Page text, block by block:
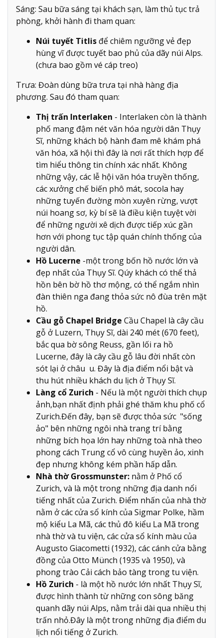
Sáng: Sau bữa sáng tại khách sạn, làm thủ tục trả
phòng, khởi hành đi tham quan:
Núi tuyết Titlis để chiêm ngưỡng vẻ đẹp
hùng vĩ được tuyết bao phủ của dãy núi Alps.
(chưa bao gồm vé cáp treo)
Trưa: Đoàn dùng bữa trưa tại nhà hàng địa
phương. Sau đó tham quan:
Thị trấn Interlaken - Interlaken còn là thành
phố mang đậm nét văn hóa người dân Thụy
Sĩ, những khách bộ hành đam mê khám phá
văn hóa, xã hội thì đây là nơi rất thích hợp để
tìm hiểu thông tin chính xác nhất. Không
những vậy, các lễ hội văn hóa truyền thống,
các xưởng chế biến phô mát, socola hay
những tuyến đường mòn xuyên rừng, vượt
núi hoang sơ, kỳ bí sẽ là điều kiện tuyệt vời
để những người xê dịch được tiếp xúc gần
hơn với phong tục tập quán chính thống của
người dân.
Hồ Lucerne -một trong bốn hồ nước lớn và
đẹp nhất của Thụy Sĩ. Qúy khách có thể thả
hồn bên bờ hồ thơ mộng, có thể ngắm nhìn
đàn thiên nga đang thỏa sức nô đùa trên mặt
hồ.
Cầu gỗ Chapel Bridge Cầu Chapel là cây cầu
gỗ ở Luzern, Thụy Sĩ, dài 240 mét (670 feet),
bắc qua bờ sông Reuss, gần lối ra hồ
Lucerne, đây là cây cầu gỗ lâu đời nhất còn
sót lại ở châu u. Đây là địa điểm nổi bật và
thu hút nhiều khách du lịch ở Thụy Sĩ.
Làng cổ Zurich - Nếu là một người thích chụp
ảnh,bạn nhất định phải ghé thăm khu phố cổ
Zurich.Đến đây, bạn sẽ được thỏa sức "sống
ảo" bên những ngôi nhà trang trí bằng
những bích họa lớn hay những toà nhà theo
phong cách Trung cổ vô cùng huyền ảo, xinh
đẹp nhưng không kém phần hấp dẫn.
Nhà thờ Grossmunster: nằm ở Phố cổ
Zurich, và là một trong những địa danh nổi
tiếng nhất của Zurich. Điểm nhấn của nhà thờ
nằm ở các cửa sổ kính của Sigmar Polke, hầm
mộ kiểu La Mã, các thủ đô kiểu La Mã trong
nhà thờ và tu viện, các cửa sổ kính màu của
Augusto Giacometti (1932), các cánh cửa bằng
đồng của Otto Münch (1935 và 1950), và
phong trào Cải cách bảo tàng trong tu viện.
Hồ Zurich - là một hồ nước lớn nhất Thụy Sĩ,
được hình thành từ những con sông băng
quanh dãy núi Alps, nằm trải dài qua nhiều thị
trấn nhỏ.Đây là một trong những địa điểm du
lịch nổi tiếng ở Zurich.